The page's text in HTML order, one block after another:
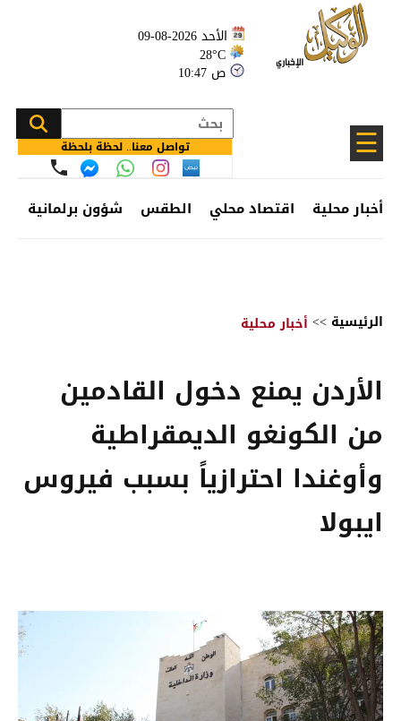
الأحد 2026-08-09
28°C
10:47 ص
☰ تواصل معنا.. لحظة بلحظة
أخبار محلية اقتصاد محلي الطقس شؤون برلمانية
الرئيسية >> أخبار محلية
الأردن يمنع دخول القادمين
من الكونغو الديمقراطية
وأوغندا احترازياً بسبب فيروس
ايبولا